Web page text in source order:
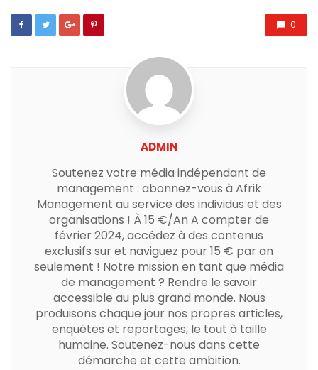
0
ADMIN
Soutenez votre média indépendant de
management : abonnez-vous à Afrik
Management au service des individus et des
organisations ! À 15 €/An A compter de
février 2024, accédez à des contenus
exclusifs sur et naviguez pour 15 € par an
seulement ! Notre mission en tant que média
de management ? Rendre le savoir
accessible au plus grand monde. Nous
produisons chaque jour nos propres articles,
enquêtes et reportages, le tout à taille
humaine. Soutenez-nous dans cette
démarche et cette ambition.